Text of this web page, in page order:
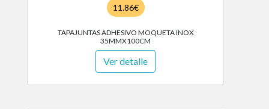
11.86€
TAPAJUNTAS ADHESIVO MOQUETA INOX
35MMX100CM
Ver detalle